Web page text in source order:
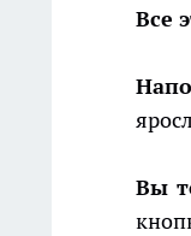
Все
Вы